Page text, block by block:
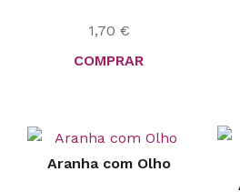
1,70 €
COMPRAR
Aranha com Olho